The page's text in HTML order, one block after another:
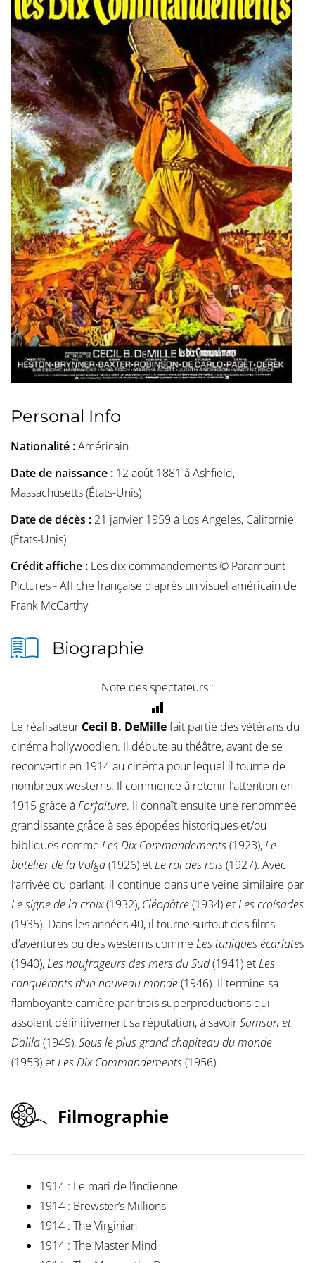
Personal Info
Nationalité :Américain
Date de naissance : 12 août 1881 à Ashfield,
Massachusetts (États-Unis)
Date de décès : 21 janvier 1959 à Los Angeles, Californie
(États-Unis)
Crédit affiche : Les dix commandements © Paramount
Pictures - Affiche française d'après un visuel américain de
Frank McCarthy
Biographie
Note des spectateurs :
Le réalisateur Cecil B. DeMillefait partie des vétérans du
cinéma hollywoodien. Il débute au théâtre, avant de se
reconvertir en 1914 au cinéma pour lequel il tourne de
nombreux westerns. Il commence à retenir l’attention en
1915 grâce àForfaiture. Il connaît ensuite une renommée
grandissante grâce à ses épopées historiques et/ou
bibliques comme Les Dix Commandements(1923),Le
batelier de la Volga(1926) etLe roi des rois(1927). Avec
l’arrivée du parlant, il continue dans une veine similaire par
Le signe de la croix(1932), Cléopâtre(1934) etLes croisades
(1935). Dans les années 40, il tourne surtout des films
d’aventures ou des westerns comme Les tuniques écarlates
(1940),Les naufrageurs des mers du Sud(1941) etLes
conquérants d’un nouveau monde(1946). Il termine sa
flamboyante carrière par trois superproductions qui
assoient définitivement sa réputation, à savoirSamson et
Dalila(1949),Sous le plus grand chapiteau du monde
(1953) etLes Dix Commandements(1956).
Filmographie
1914 : Le mari de l’indienne
1914 : Brewster’s Millions
1914 : The Virginian
1914 : The Master Mind